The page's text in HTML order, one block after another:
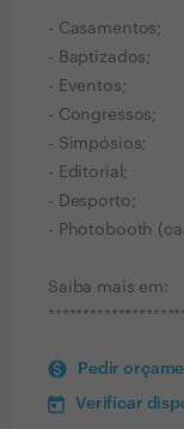
- Casamentos;
- Baptizados;
- Eventos;
- Congressos;
- Simpósios;
- Editorial;
- Desporto;
- Photobooth
Saiba mais em:
Pedir
Verificar